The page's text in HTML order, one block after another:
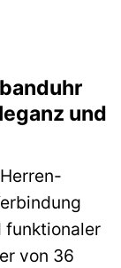
und
funktionaler
von 36